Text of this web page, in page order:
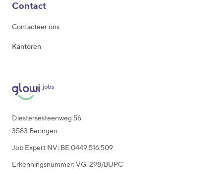
Diestersesteenweg 56
3583 Beringen
Job Expert NV: BE 0449.516.509
Erkenningsnummer: VG. 298/BUPC
Contact
Contacteer ons
Kantoren